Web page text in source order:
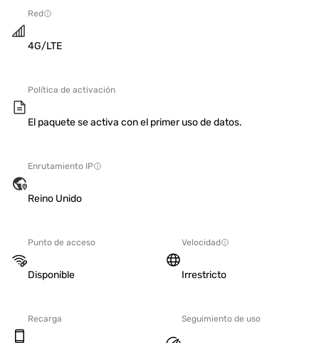
Red
4G/LTE
Política de activación
El paquete se activa con el primer uso de datos.
Enrutamiento IP
Reino Unido
Punto de acceso
Disponible
Velocidad
Irrestricto
Recarga Seguimiento de uso